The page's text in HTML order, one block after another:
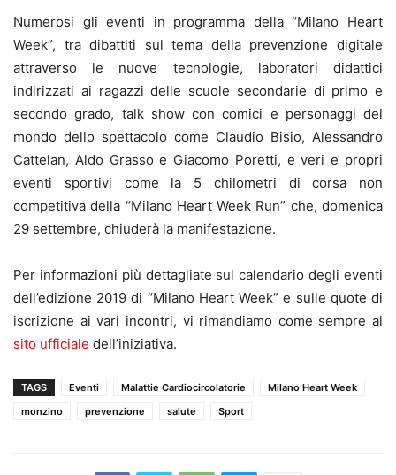
Numerosi gli eventi in programma della “Milano Heart
Week”, tra dibattiti sul tema della prevenzione digitale
attraverso le nuove tecnologie, laboratori didattici
indirizzati ai ragazzi delle scuole secondarie di primo e
secondo grado, talk show con comici e personaggi del
mondo dello spettacolo come Claudio Bisio, Alessandro
Cattelan, Aldo Grasso e Giacomo Poretti, e veri e propri
eventi sportivi come la 5 chilometri di corsa non
competitiva della “Milano Heart Week Run” che, domenica
29 settembre, chiuderà la manifestazione.
Per informazioni più dettagliate sul calendario degli eventi
dell’edizione 2019 di “Milano Heart Week” e sulle quote di
iscrizione ai vari incontri, vi rimandiamo come sempre al
sito ufficiale dell’iniziativa.
TAGS Eventi Malattie Cardiocircolatorie
Milano Heart Week
monzino
prevenzione salute Sport